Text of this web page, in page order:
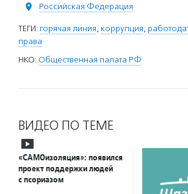
Российская Федерация
ТЕГИ: горячая линия, коррупция,
права
НКО: Общественная палата РФ
ВИДЕО ПО ТЕМЕ
«САМОизоляция»: появился
проект поддержки людей
с псориазом